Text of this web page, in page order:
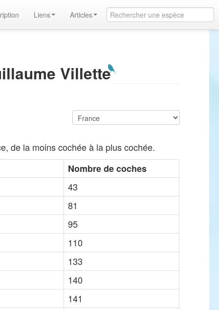
Liens Articles
Villette
de la moins cochée à la plus cochée.
Nombre de coches
43
81
95
110
133
140
141